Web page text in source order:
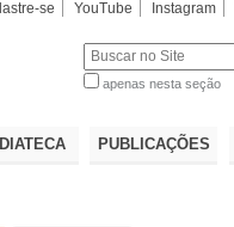
se YouTube Instagram
apenas nesta seção
PUBLICAÇÕES